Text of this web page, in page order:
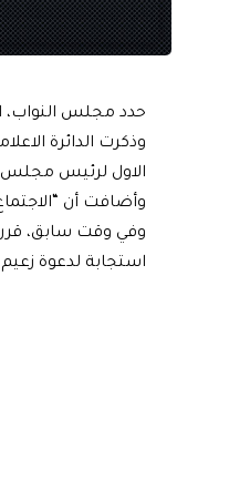
حدد مجلس النواب،
وذكرت الدائرة
الاول لرئيس مجلس
وأضافت أن “الاجتماع
وفي وقت سابق،
استجابة لدعوة